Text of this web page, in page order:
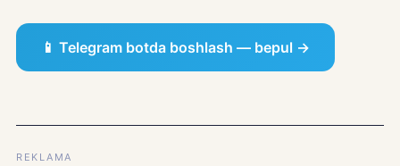
📱 Telegram botda boshlash — bepul →
REKLAMA